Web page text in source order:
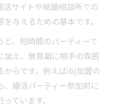
サイトや結婚相談所での
与えるための基本です。
、短時間のパーティーで
加え、無意識に相手の雰囲
からです。例えばibj加盟の
婚活パーティー参加前に
ています。